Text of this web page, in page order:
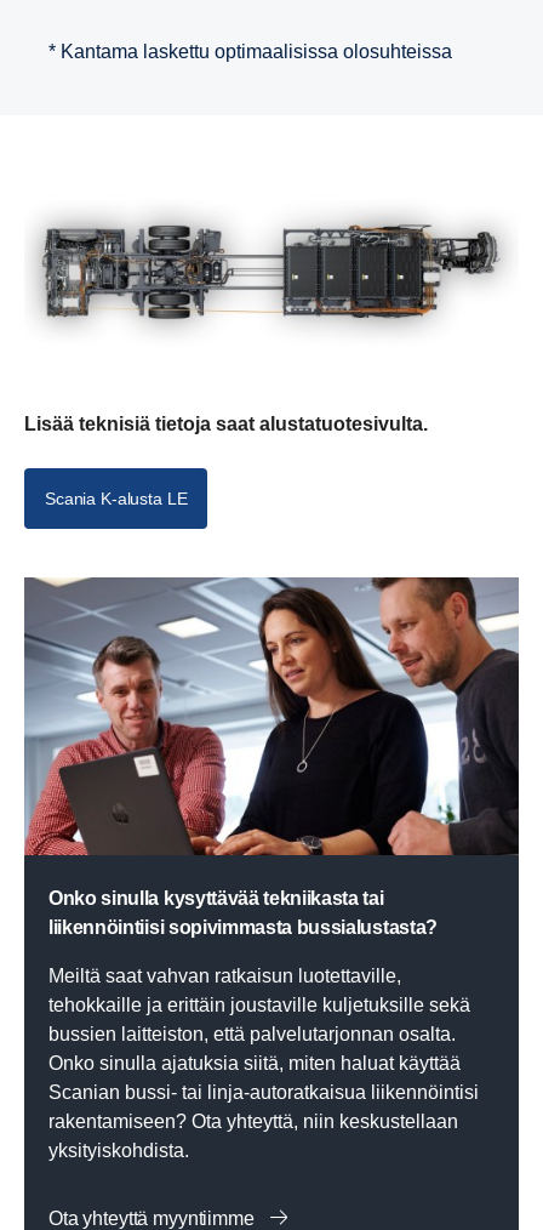
* Kantama laskettu optimaalisissa olosuhteissa
Lisää teknisiä tietoja saat alustatuotesivulta.
Scania K-alusta LE
Onko sinulla kysyttävää tekniikasta tai
liikennöintiisi sopivimmasta bussialustasta?
Meiltä saat vahvan ratkaisun luotettaville,
tehokkaille ja erittäin joustaville kuljetuksille sekä
bussien laitteiston, että palvelutarjonnan osalta.
Onko sinulla ajatuksia siitä, miten haluat käyttää
Scanian bussi- tai linja-autoratkaisua liikennöintisi
rakentamiseen? Ota yhteyttä, niin keskustellaan
yksityiskohdista.
Ota yhteyttä myyntiimme